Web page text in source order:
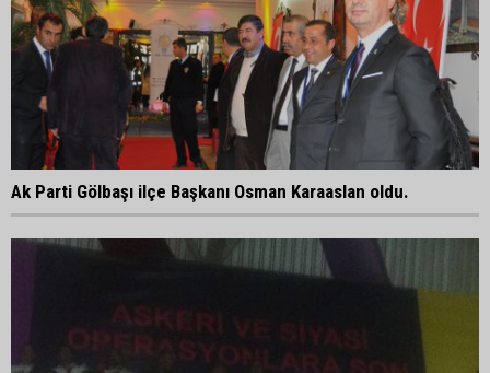
Ak Parti Gölbaşı ilçe Başkanı Osman Karaaslan oldu.